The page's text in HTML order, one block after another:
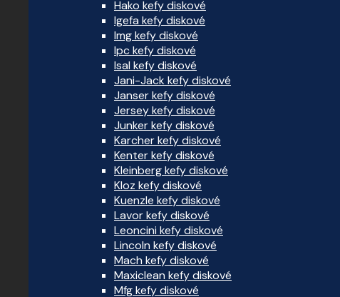
Hako kefy diskové
Igefa kefy diskové
Img kefy diskové
Ipc kefy diskové
Isal kefy diskové
Jani-Jack kefy diskové
Janser kefy diskové
Jersey kefy diskové
Junker kefy diskové
Karcher kefy diskové
Kenter kefy diskové
Kleinberg kefy diskové
Kloz kefy diskové
Kuenzle kefy diskové
Lavor kefy diskové
Leoncini kefy diskové
Lincoln kefy diskové
Mach kefy diskové
Maxiclean kefy diskové
Mfg kefy diskové